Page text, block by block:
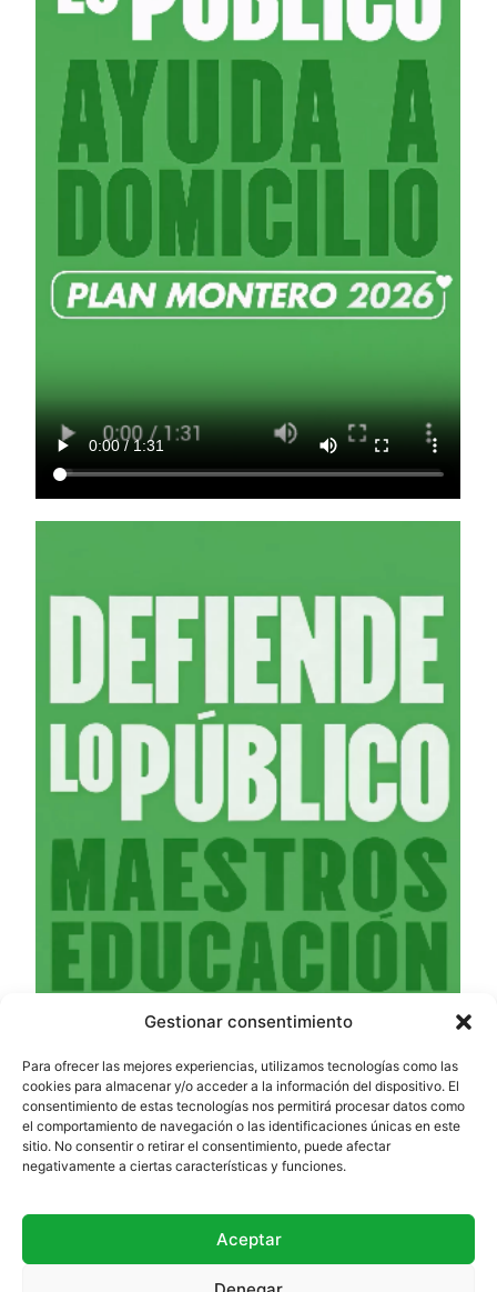
Gestionar consentimiento
Para ofrecer las mejores experiencias, utilizamos tecnologías como las
cookies para almacenar y/o acceder a la información del dispositivo. El
consentimiento de estas tecnologías nos permitirá procesar datos como
el comportamiento de navegación o las identificaciones únicas en este
sitio. No consentir o retirar el consentimiento, puede afectar
negativamente a ciertas características y funciones.
Aceptar